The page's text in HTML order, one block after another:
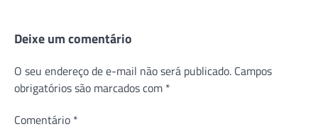
Deixe um comentário
O seu endereço de e-mail não será publicado. Campos
obrigatórios são marcados com *
Comentário *